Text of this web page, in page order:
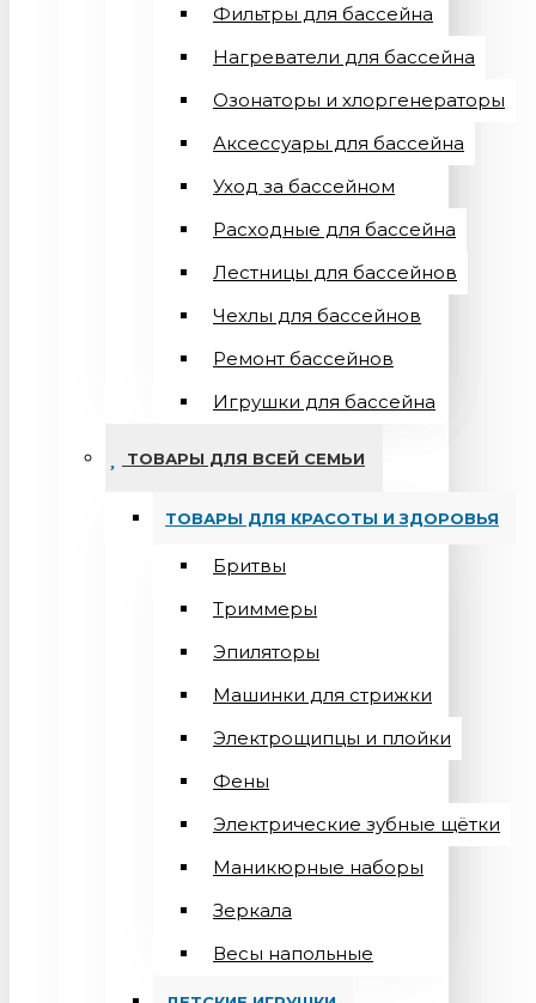
Фильтры для бассейна
Нагреватели для бассейна
Озонаторы и хлоргенераторы
Аксессуары для бассейна
Уход за бассейном
Расходные для бассейна
Лестницы для бассейнов
Чехлы для бассейнов
Ремонт бассейнов
Игрушки для бассейна
ТОВАРЫ ДЛЯ ВСЕЙ СЕМЬИ
ТОВАРЫ ДЛЯ КРАСОТЫ И ЗДОРОВЬЯ
Бритвы
Триммеры
Эпиляторы
Машинки для стрижки
Электрощипцы и плойки
Фены
Электрические зубные щётки
Маникюрные наборы
Зеркала
Весы напольные